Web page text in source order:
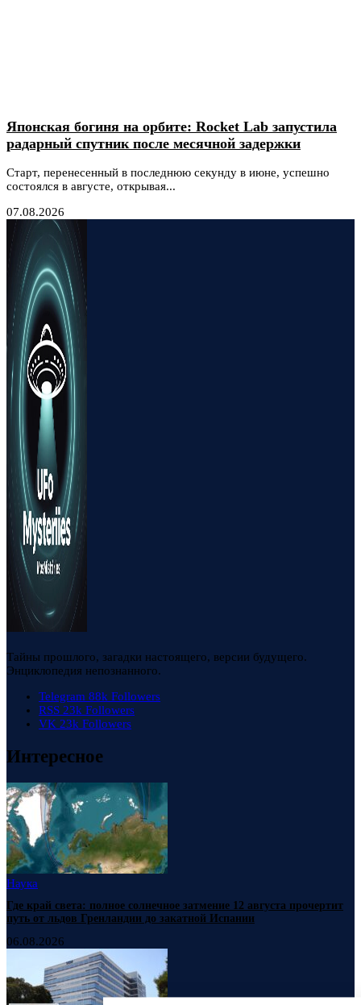
Японская богиня на орбите: Rocket Lab запустила
радарный спутник после месячной задержки
Старт, перенесенный в последнюю секунду в июне, успешно
состоялся в августе, открывая...
07.08.2026
Тайны прошлого, загадки настоящего, версии будущего.
Энциклопедия непознанного.
Telegram 88k Followers
RSS 23k Followers
VK 23k Followers
Интересное
Наука
Где край света: полное солнечное затмение 12 августа прочертит
путь от льдов Гренландии до закатной Испании
06.08.2026